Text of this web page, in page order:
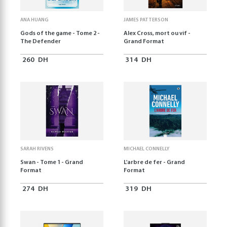
ANA HUANG
Gods of the game - Tome 2 -
The Defender
260 DH
JAMES PATTERSON
Alex Cross, mort ou vif -
Grand Format
314 DH
SARAH RIVENS
Swan - Tome 1 - Grand
Format
274 DH
MICHAEL CONNELLY
L'arbre de fer - Grand
Format
319 DH